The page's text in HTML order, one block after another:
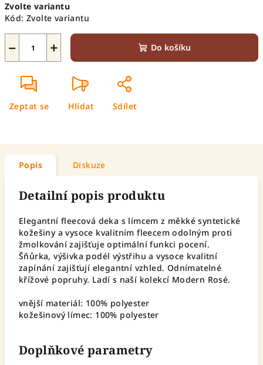
cena:
Zvolte variantu
Kód: Zvolte variantu
+
− Do košíku
Zeptat se Hlídat Sdílet
Popis Diskuze
Detailní popis produktu
Elegantní fleecová deka s límcem z měkké syntetické
kožešiny a vysoce kvalitním fleecem odolným proti
žmolkování zajišťuje optimální funkci pocení.
Šňůrka, výšivka podél výstřihu a vysoce kvalitní
zapínání zajišťují elegantní vzhled. Odnímatelné
křížové popruhy. Ladí s naší kolekcí Modern Rosé.
vnější materiál: 100% polyester
kožešinový límec: 100% polyester
Doplňkové parametry